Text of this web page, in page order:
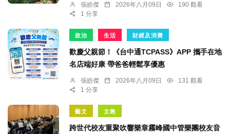
張皓傑 2026年八月09日
190 觀看
1 分享
政治 生活 財經及消費
歡慶父親節！《台中通TCPASS》APP 攜手在地
名店端好康 帶爸爸輕鬆享優惠
張皓傑 2026年八月09日
131 觀看
1 分享
藝文 文教
跨世代校友重聚吹響樂章霧峰國中管樂團校友音